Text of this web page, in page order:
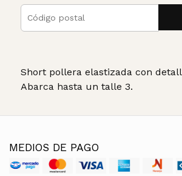
Short pollera elastizada con
Abarca hasta un talle 3.
MEDIOS DE PAGO